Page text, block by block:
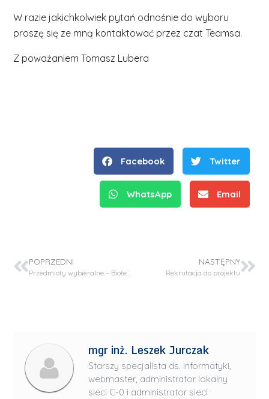
W razie jakichkolwiek pytań odnośnie do wyboru
proszę się ze mną kontaktować przez czat Teamsa.
Z poważaniem Tomasz Lubera
Facebook Twitter
WhatsApp Email
POPRZEDNI
Przedmioty wybieralne – Biotechnologia I stopień III rok
NASTĘPNY
Rekrutacja do projektu
mgr inż. Leszek Jurczak
Starszy specjalista ds. informatyki,
webmaster, administrator lokalny
sieci C-0 i administrator sieci